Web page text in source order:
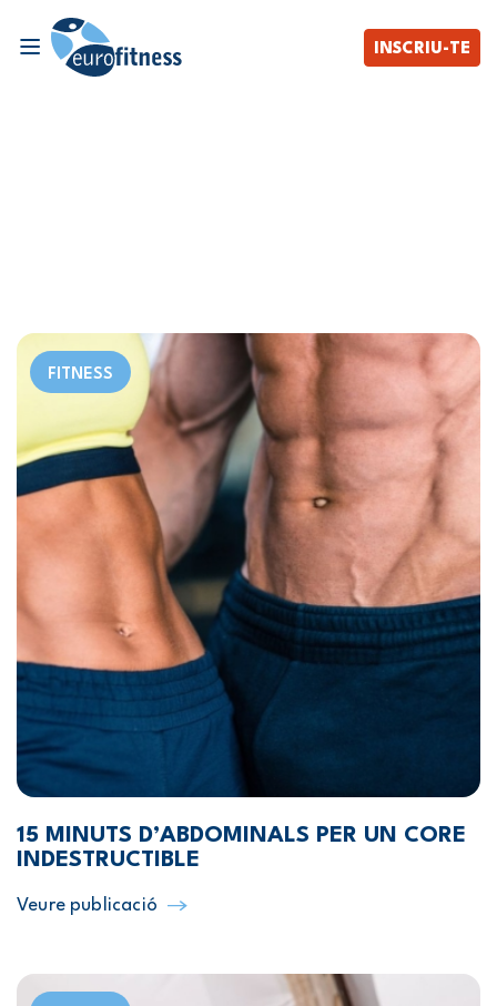
INSCRIU-TE
FITNESS
15 MINUTS D’ABDOMINALS PER UN CORE
INDESTRUCTIBLE
Veure publicació